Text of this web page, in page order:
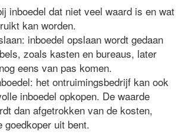
inboedel dat niet veel waard is en wat
kan worden.
inboedel opslaan wordt gedaan
zoals kasten en bureaus, later
eens van pas komen.
het ontruimingsbedrijf kan ook
inboedel opkopen. De waarde
dan afgetrokken van de kosten,
goedkoper uit bent.